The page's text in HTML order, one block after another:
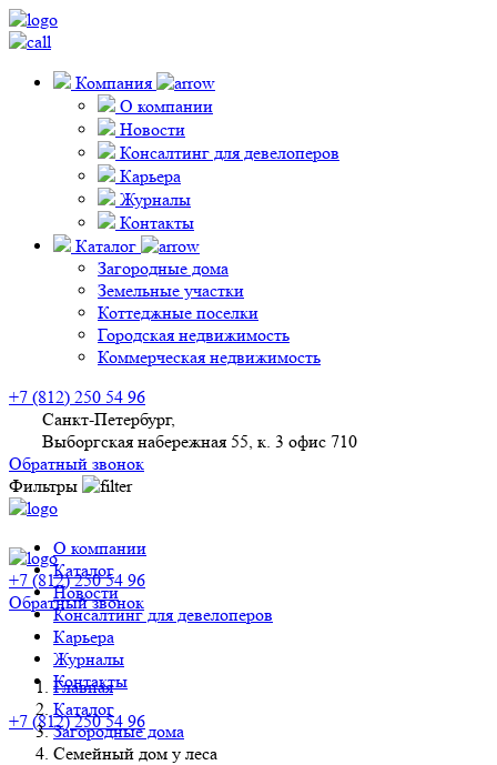
Компания
О компании
Новости
Консалтинг для девелоперов
Карьера
Журналы
Контакты
Каталог
Загородные дома
Земельные участки
Коттеджные поселки
Городская недвижимость
Коммерческая недвижимость
+7 (812) 250 54 96
Санкт-Петербург,
Выборгская набережная 55, к. 3 офис 710
Обратный звонок
Фильтры
О компании
Каталог
Новости
Консалтинг для девелоперов
Карьера
Журналы
Контакты
+7 (812) 250 54 96
+7 (812) 250 54 96
Обратный звонок
Главная
Каталог
Загородные дома
Семейный дом у леса